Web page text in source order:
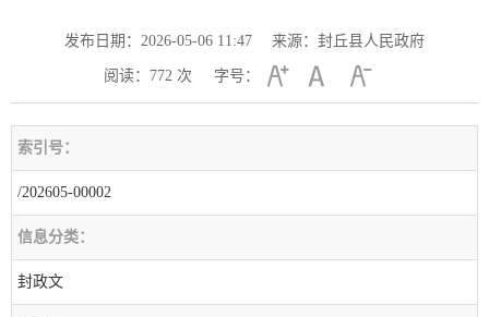
发布日期：2026-05-06 11:47 来源：封丘县人民政府
阅读： 772 次 字号：
索引号：
/202605-00002
信息分类：
封政文